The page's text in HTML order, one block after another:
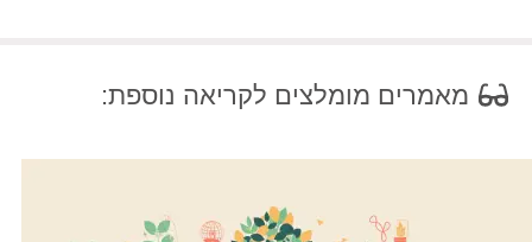
מאמרים מומלצים לקריאה נוספת: